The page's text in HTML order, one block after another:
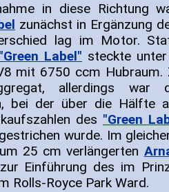
in diese Richtung
zunächst in Ergänzung
lag im Motor.
"Green Label" steckte
mit 6750 ccm
allerdings war
bei der über die Hälfte
des "Green
wurde. Im
25 cm verlängerten
Einführung des im
Rolls-Royce Park Ward.